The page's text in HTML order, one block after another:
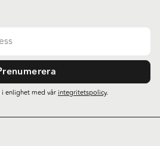
enlighet med vårintegritetspolicy.